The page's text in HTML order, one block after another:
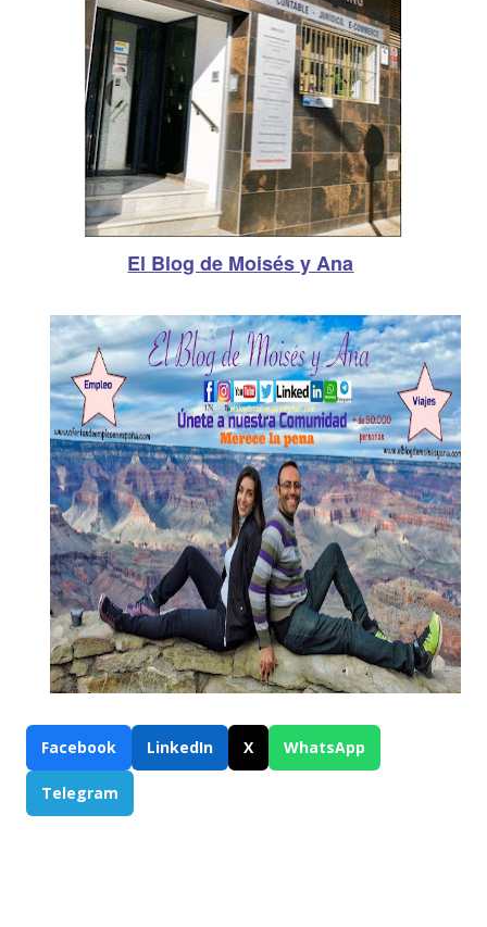
El Blog de Moisés y Ana
Facebook LinkedIn X WhatsApp
Telegram